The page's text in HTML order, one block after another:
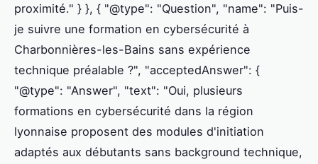
proximité." } }, { "@type": "Question", "name": "Puis-
je suivre une formation en cybersécurité à
Charbonnières-les-Bains sans expérience
technique préalable ?", "acceptedAnswer": {
"@type": "Answer", "text": "Oui, plusieurs
formations en cybersécurité dans la région
lyonnaise proposent des modules d'initiation
adaptés aux débutants sans background technique,